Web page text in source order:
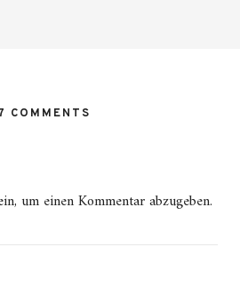
COMMENTS
um einen Kommentar abzugeben.